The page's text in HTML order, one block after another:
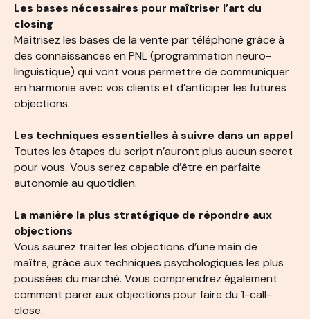
Les bases nécessaires pour maîtriser l’art du
closing
Maîtrisez les bases de la vente par téléphone grâce à
des connaissances en PNL (programmation neuro-
linguistique) qui vont vous permettre de communiquer
en harmonie avec vos clients et d’anticiper les futures
objections.
Les techniques essentielles à suivre dans un appel
Toutes les étapes du script n’auront plus aucun secret
pour vous. Vous serez capable d’être en parfaite
autonomie au quotidien.
La manière la plus stratégique de répondre aux
objections
Vous saurez traiter les objections d’une main de
maître, grâce aux techniques psychologiques les plus
poussées du marché. Vous comprendrez également
comment parer aux objections pour faire du 1-call-
close.